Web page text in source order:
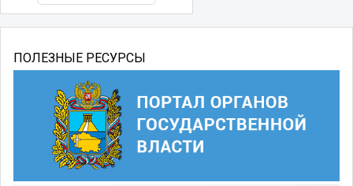
ПОЛЕЗНЫЕ РЕСУРСЫ